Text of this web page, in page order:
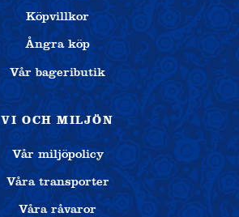
Köpvillkor
Ångra köp
Vår bageributik
VI OCH MILJÖN
Vår miljöpolicy
Våra transporter
Våra råvaror